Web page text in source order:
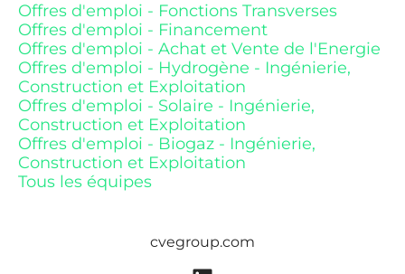
Offres d'emploi - Fonctions Transverses
Offres d'emploi - Financement
Offres d'emploi - Achat et Vente de l'Energie
Offres d'emploi - Hydrogène - Ingénierie,
Construction et Exploitation
Offres d'emploi - Solaire - Ingénierie,
Construction et Exploitation
Offres d'emploi - Biogaz - Ingénierie,
Construction et Exploitation
Tous les équipes
cvegroup.com